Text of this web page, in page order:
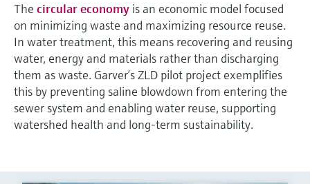
The circular economy is an economic model focused
on minimizing waste and maximizing resource reuse.
In water treatment, this means recovering and reusing
water, energy and materials rather than discharging
them as waste. Garver’s ZLD pilot project exemplifies
this by preventing saline blowdown from entering the
sewer system and enabling water reuse, supporting
watershed health and long-term sustainability.